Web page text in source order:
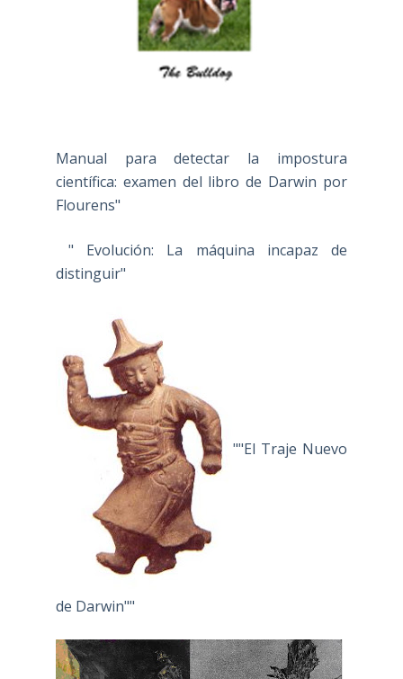
Manual para detectar la impostura
científica: examen del libro de Darwin por
Flourens"
" Evolución: La máquina incapaz de
distinguir"
""El Traje Nuevo
de Darwin""